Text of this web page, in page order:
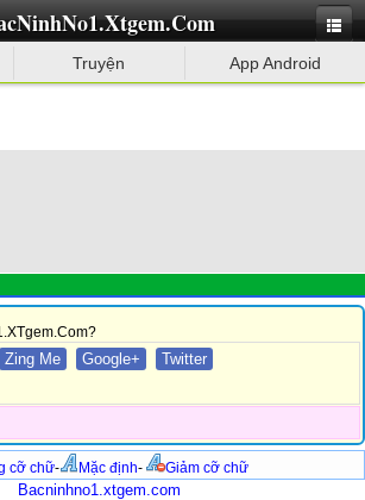
Truyện App Android
Zing Me Google+ Twitter
cỡ chữ- Mặc định- Giảm cỡ chữ
Bacninhno1.xtgem.com